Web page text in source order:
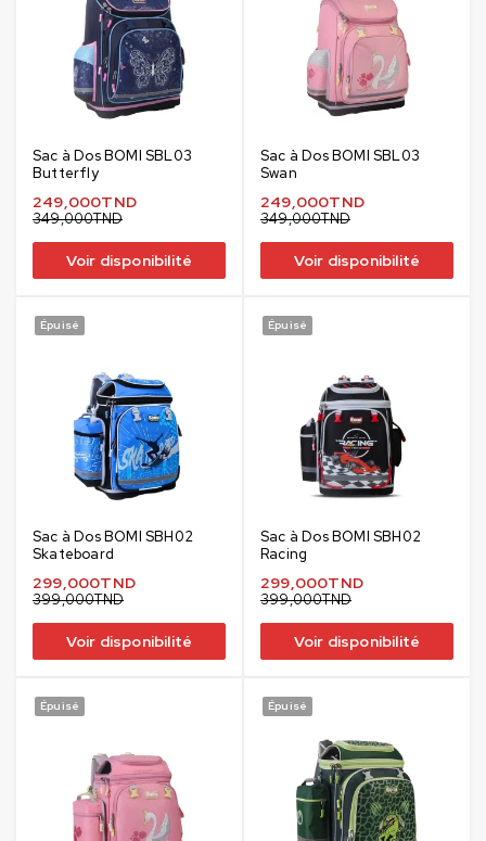
Sac à Dos BOMI SBL03
Butterfly
349,000TND
249,000TND
Voir disponibilité
Sac à Dos BOMI SBL03
Swan
349,000TND
249,000TND
Voir disponibilité
Épuisé
Sac à Dos BOMI SBH02
Skateboard
399,000TND
299,000TND
Voir disponibilité
Épuisé
Sac à Dos BOMI SBH02
Racing
399,000TND
299,000TND
Voir disponibilité
Épuisé Épuisé